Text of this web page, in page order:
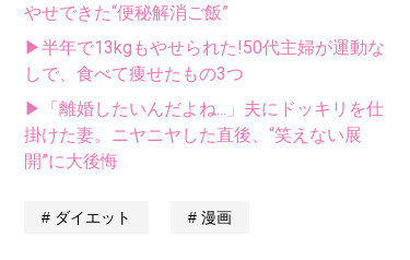
やせできた“便秘解消ご飯”
▶半年で13kgもやせられた!50代主婦が運動な
しで、食べて痩せたもの3つ
▶「離婚したいんだよね...」夫にドッキリを仕
掛けた妻。ニヤニヤした直後、“笑えない展
開”に大後悔
ダイエット 漫画